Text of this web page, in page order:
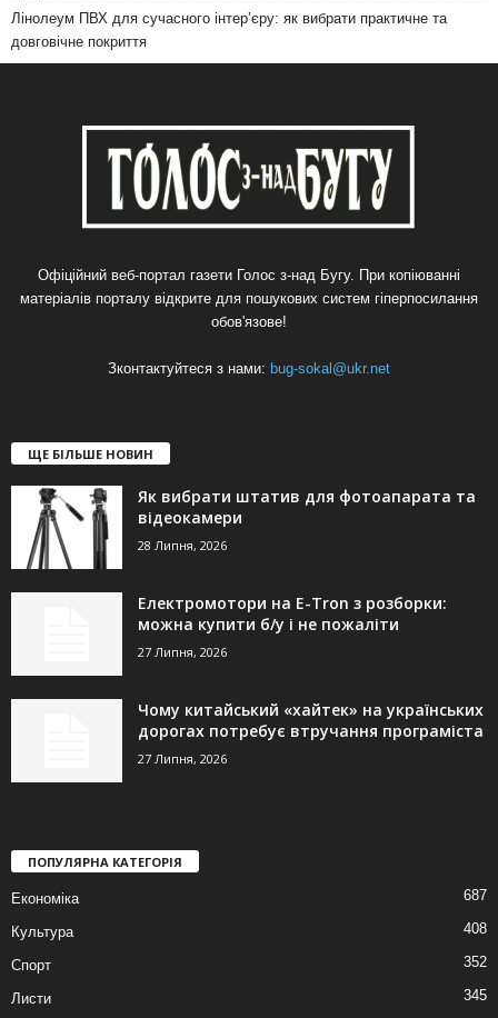
Лінолеум ПВХ для сучасного інтер’єру: як вибрати практичне та
довговічне покриття
Офіційний веб-портал газети Голос з-над Бугу. При копіюванні
матеріалів порталу відкрите для пошукових систем гіперпосилання
обов'язове!
Зконтактуйтеся з нами: bug-sokal@ukr.net
ЩЕ БІЛЬШЕ НОВИН
Як вибрати штатив для фотоапарата та
відеокамери
28 Липня, 2026
Електромотори на E-Tron з розборки:
можна купити б/у і не пожаліти
27 Липня, 2026
Чому китайський «хайтек» на українських
дорогах потребує втручання програміста
27 Липня, 2026
ПОПУЛЯРНА КАТЕГОРІЯ
Економіка 687
Культура 408
Спорт 352
Листи 345